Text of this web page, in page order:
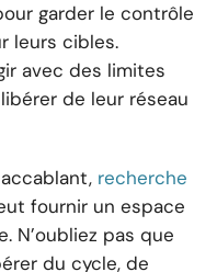
garder le contrôle
leurs cibles.
avec des limites
de leur réseau
recherche
fournir un espace
N’oubliez pas que
du cycle, de